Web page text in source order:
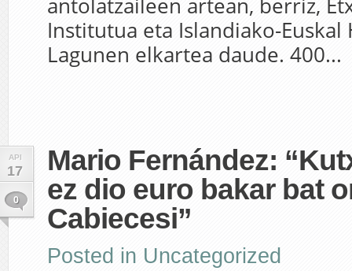
antolatzaileen artean, berriz,
Institutua eta Islandiako-Euskal
Lagunen elkartea daude. 400...
API
17
0
Mario Fernández:
ez dio euro bakar bat
Cabiecesi”
Posted in Uncategorized